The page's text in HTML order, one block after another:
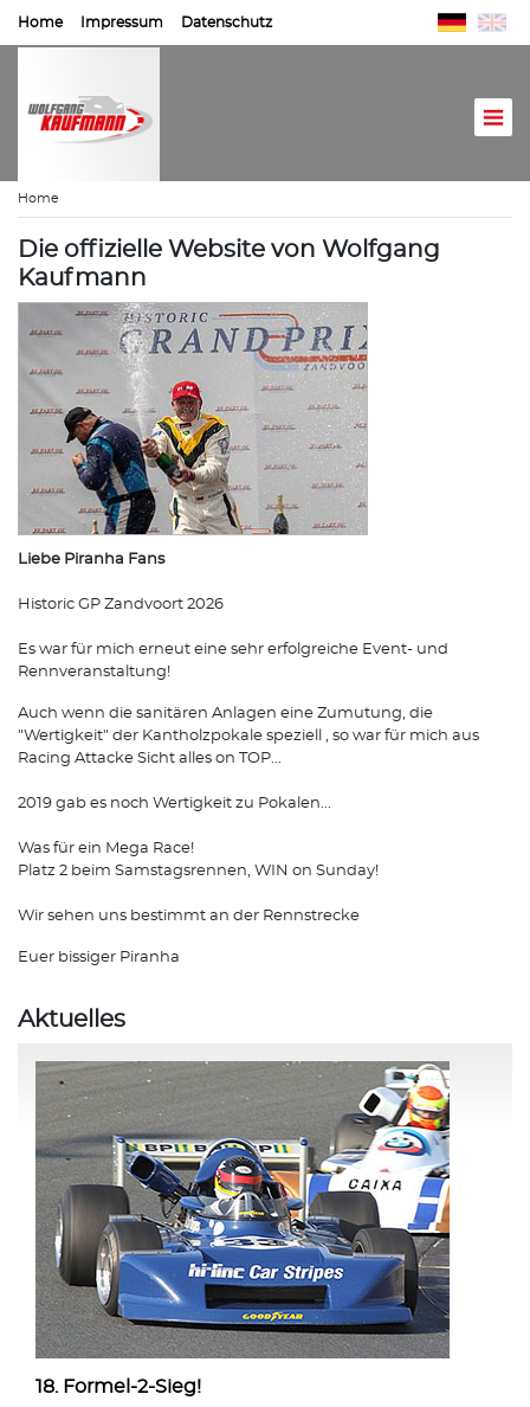
Home Impressum Datenschutz
Home
Die offizielle Website von Wolfgang
Kaufmann
Liebe Piranha Fans
Historic GP Zandvoort 2026
Es war für mich erneut eine sehr erfolgreiche Event- und
Rennveranstaltung!
Auch wenn die sanitären Anlagen eine Zumutung, die
"Wertigkeit" der Kantholzpokale speziell , so war für mich aus
Racing Attacke Sicht alles on TOP...
2019 gab es noch Wertigkeit zu Pokalen...
Was für ein Mega Race!
Platz 2 beim Samstagsrennen, WIN on Sunday!
Wir sehen uns bestimmt an der Rennstrecke
Euer bissiger Piranha
Aktuelles
18. Formel-2-Sieg!